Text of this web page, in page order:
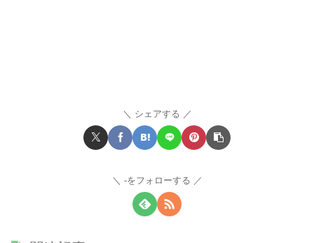
シェアする
-をフォローする